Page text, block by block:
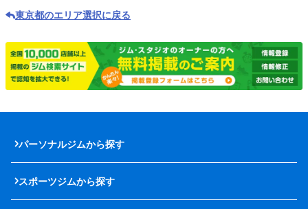
東京都のエリア選択に戻る
パーソナルジムから探す
スポーツジムから探す